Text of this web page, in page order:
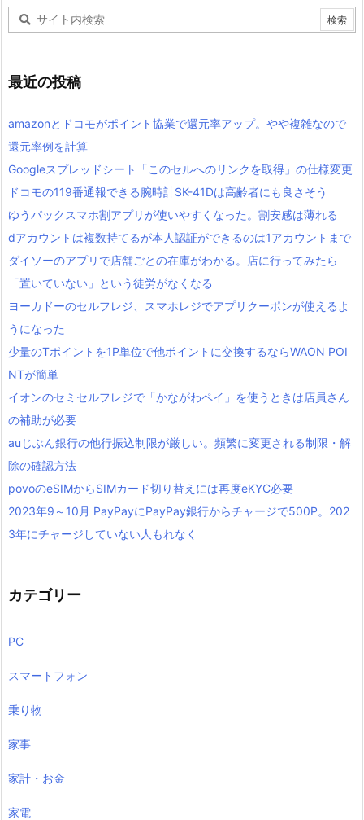
最近の投稿
amazonとドコモがポイント協業で還元率アップ。やや複雑なので
還元率例を計算
Googleスプレッドシート「このセルへのリンクを取得」の仕様変更
ドコモの119番通報できる腕時計SK-41Dは高齢者にも良さそう
ゆうパックスマホ割アプリが使いやすくなった。割安感は薄れる
dアカウントは複数持てるが本人認証ができるのは1アカウントまで
ダイソーのアプリで店舗ごとの在庫がわかる。店に行ってみたら
「置いていない」という徒労がなくなる
ヨーカドーのセルフレジ、スマホレジでアプリクーポンが使えるよ
うになった
少量のTポイントを1P単位で他ポイントに交換するならWAON POI
NTが簡単
イオンのセミセルフレジで「かながわペイ」を使うときは店員さん
の補助が必要
auじぶん銀行の他行振込制限が厳しい。頻繁に変更される制限・解
除の確認方法
povoのeSIMからSIMカード切り替えには再度eKYC必要
2023年9～10月 PayPayにPayPay銀行からチャージで500P。202
3年にチャージしていない人もれなく
カテゴリー
PC
スマートフォン
乗り物
家事
家計・お金
家電